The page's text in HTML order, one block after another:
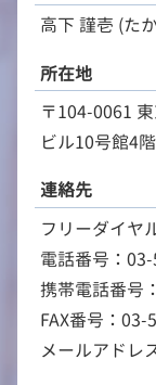
高下 謹壱 (た
所在地
〒104-0061
ビル10号館4階
連絡先
フリーダイヤ
電話番号：
携帯電話番号
FAX番号：03-
メールアドレ